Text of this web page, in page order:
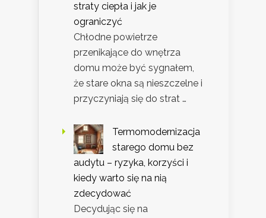
straty ciepła i jak je
ograniczyć
Chłodne powietrze
przenikające do wnętrza
domu może być sygnałem,
że stare okna są nieszczelne i
przyczyniają się do strat …
Termomodernizacja
starego domu bez
audytu – ryzyka, korzyści i
kiedy warto się na nią
zdecydować
Decydując się na